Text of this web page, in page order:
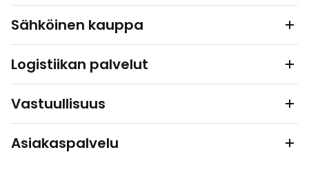
Sähköinen kauppa
Logistiikan palvelut
Vastuullisuus
Asiakaspalvelu